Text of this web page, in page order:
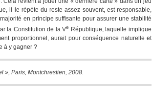
il le répète du reste assez souvent, est responsable,
en principe suffisante pour assurer une stabilité
la Constitution de la Ve
République, laquelle implique
proportionnel, aurait pour conséquence naturelle et
à y gagner ?
», Paris, Montchrestien, 2008.